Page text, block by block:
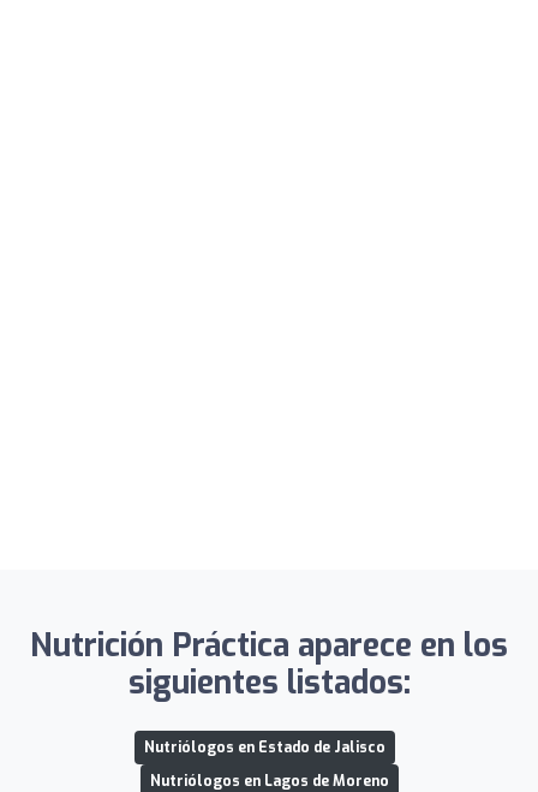
Nutrición Práctica aparece en los
siguientes listados:
Nutriólogos en Estado de Jalisco
Nutriólogos en Lagos de Moreno